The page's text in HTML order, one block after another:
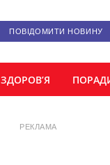
ПОВІДОМИТИ НОВИНУ
ЗДОРОВ’Я
РЕКЛАМА